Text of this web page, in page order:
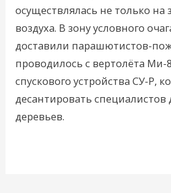
осуществлялась не только на
воздуха. В зону условного
доставили парашютистов-
проводилось с вертолёта
спускового устройства СУ-Р,
десантировать специалистов
деревьев.